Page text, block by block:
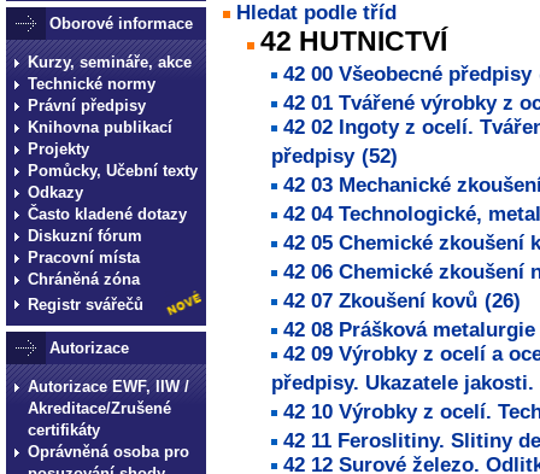
Oborové informace
Kurzy, semináře, akce
Technické normy
Právní předpisy
Knihovna publikací
Projekty
Pomůcky, Učební texty
Odkazy
Často kladené dotazy
Diskuzní fórum
Pracovní místa
Chráněná zóna
Registr svářečů
Autorizace
Autorizace EWF, IIW /
Akreditace/Zrušené
certifikáty
Oprávněná osoba pro
Hledat podle tříd
42 HUTNICTVÍ
42 00 Všeobecné předpisy
42 01 Tvářené výrobky z
42 02 Ingoty z ocelí.
předpisy (52)
42 03 Mechanické
42 04 Technologické,
42 05 Chemické zkoušení
42 06 Chemické zkoušení
42 07 Zkoušení kovů (26)
42 08 Prášková metalurgie
42 09 Výrobky z ocelí a
předpisy. Ukazatele jakosti.
42 10 Výrobky z ocelí.
42 11 Feroslitiny. Slitiny
42 12 Surové železo.